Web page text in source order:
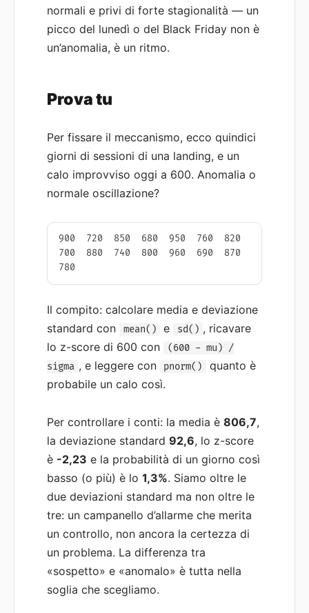
normali e privi di forte stagionalità — un
picco del lunedì o del Black Friday non è
un’anomalia, è un ritmo.
Prova tu
Per fissare il meccanismo, ecco quindici
giorni di sessioni di una landing, e un
calo improvviso oggi a 600. Anomalia o
normale oscillazione?
900  720  850  680  950  760  820
700  880  740  800  960  690  870
780
Il compito: calcolare media e deviazione
standard con
mean() e sd() , ricavare
lo z-score di 600 con
(600 - mu) /
sigma , e leggere con pnorm()
quanto è
probabile un calo così.
Per controllare i conti: la media è806,7,
la deviazione standard92,6, lo z-score
è -2,23 e la probabilità di un giorno così
basso (o più) è lo1,3%. Siamo oltre le
due deviazioni standard ma non oltre le
tre: un campanello d’allarme che merita
un controllo, non ancora la certezza di
un problema. La differenza tra
«sospetto» e «anomalo» è tutta nella
soglia che scegliamo.